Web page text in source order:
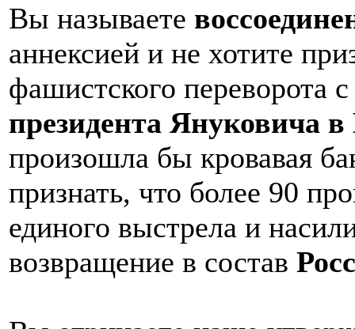
Вы называете
аннексией и не хотите
фашистского переворота
президента Януковича
произошла бы кровавая
признать, что более 90
единого выстрела и
возвращение в состав